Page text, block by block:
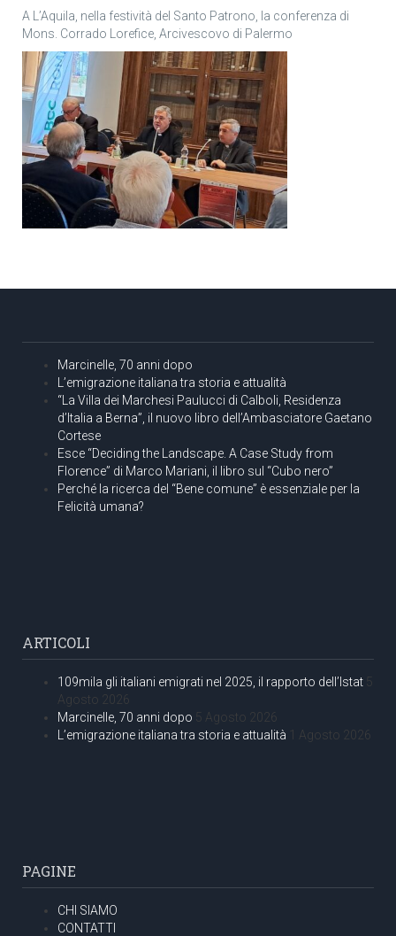
A L’Aquila, nella festività del Santo Patrono, la conferenza di
Mons. Corrado Lorefice, Arcivescovo di Palermo
Marcinelle, 70 anni dopo
L’emigrazione italiana tra storia e attualità
“La Villa dei Marchesi Paulucci di Calboli, Residenza
d’Italia a Berna”, il nuovo libro dell’Ambasciatore Gaetano
Cortese
Esce “Deciding the Landscape. A Case Study from
Florence” di Marco Mariani, il libro sul “Cubo nero”
Perché la ricerca del “Bene comune” è essenziale per la
Felicità umana?
ARTICOLI
109mila gli italiani emigrati nel 2025, il rapporto dell’Istat 5
Agosto 2026
Marcinelle, 70 anni dopo 5 Agosto 2026
L’emigrazione italiana tra storia e attualità 1 Agosto 2026
PAGINE
CHI SIAMO
CONTATTI